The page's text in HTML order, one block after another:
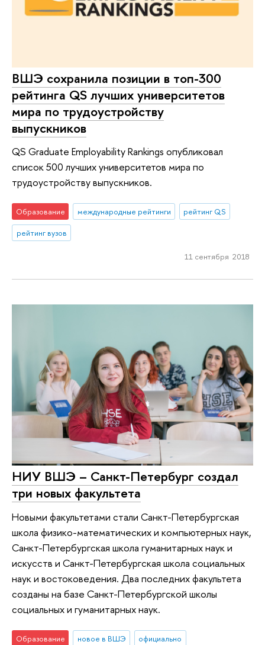
ВШЭ сохранила позиции в топ-300
рейтинга QS лучших университетов
мира по трудоустройству
выпускников
QS Graduate Employability Rankings опубликовал
список 500 лучших университетов мира по
трудоустройству выпускников.
Образование международные рейтинги
рейтинг QS
рейтинг вузов
11 сентября 2018
НИУ ВШЭ – Санкт-Петербург создал
три новых факультета
Новыми факультетами стали Санкт-Петербургская
школа физико-математических и компьютерных наук,
Санкт-Петербургская школа гуманитарных наук и
искусств и Санкт-Петербургская школа социальных
наук и востоковедения. Два последних факультета
созданы на базе Санкт-Петербургской школы
социальных и гуманитарных наук.
Образование новое в ВШЭ официально